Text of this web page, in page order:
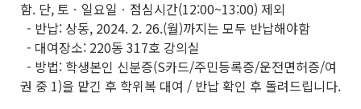
함. 단, 토ㆍ일요일ㆍ점심시간(12:00~13:00) 제외
- 반납: 상동, 2024. 2. 26.(월)까지는 모두 반납해야함
- 대여장소: 220동 317호 강의실
- 방법: 학생본인 신분증(S카드/주민등록증/운전면허증/여
권 중 1)을 맡긴 후 학위복 대여 / 반납 확인 후 돌려드립니다.